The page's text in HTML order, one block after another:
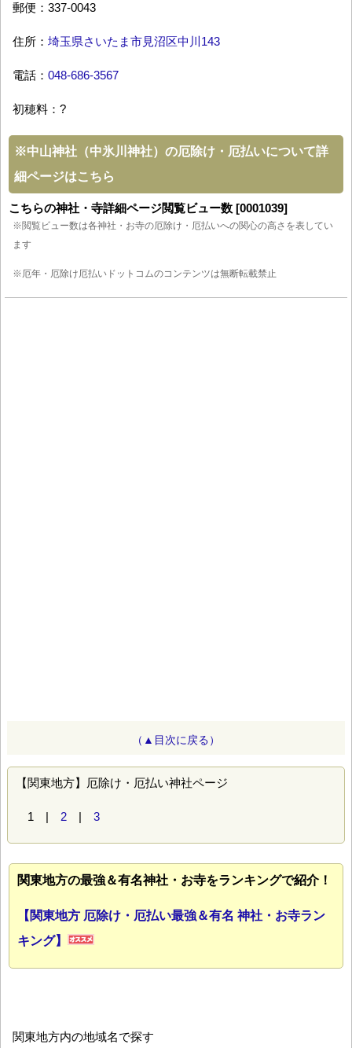
郵便：337-0043
住所： 埼玉県さいたま市見沼区中川143
電話： 048-686-3567
初穂料：?
※中山神社（中氷川神社）の厄除け・厄払いについて詳
細ページはこちら
こちらの神社・寺詳細ページ閲覧ビュー数 [0001039]
※閲覧ビュー数は各神社・お寺の厄除け・厄払いへの関心の高さを表してい
ます
※厄年・厄除け厄払いドットコムのコンテンツは無断転載禁止
（▲目次に戻る）
【関東地方】厄除け・厄払い神社ページ
1 | 2 | 3
関東地方の最強＆有名神社・お寺をランキングで紹介！
【関東地方 厄除け・厄払い最強＆有名 神社・お寺ラン
キング】
関東地方内の地域名で探す